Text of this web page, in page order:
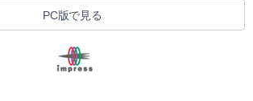
PC版で見る